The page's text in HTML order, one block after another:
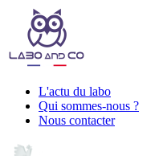
L'actu du labo
Qui sommes-nous ?
Nous contacter